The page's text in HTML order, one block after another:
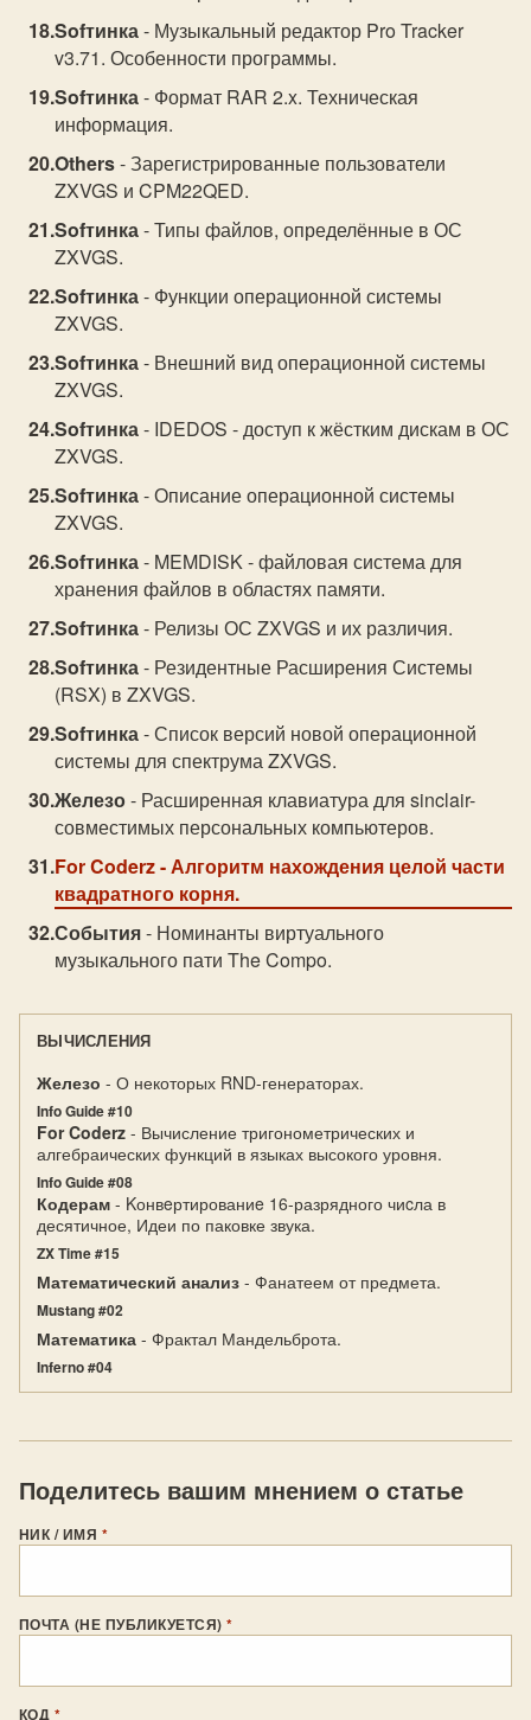
Sofтинка- Музыкальный редактор Pro Tracker
v3.71. Особенности программы.
Sofтинка- Формат RAR 2.x. Техническая
информация.
Others- Зарегистрированные пользователи
ZXVGS и CPM22QED.
Sofтинка- Типы файлов, определённые в ОС
ZXVGS.
Sofтинка- Функции операционной системы
ZXVGS.
Sofтинка- Внешний вид операционной системы
ZXVGS.
Sofтинка- IDEDOS - доступ к жёстким дискам в ОС
ZXVGS.
Sofтинка- Описание операционной системы
ZXVGS.
Sofтинка- MEMDISK - файловая система для
хранения файлов в областях памяти.
Sofтинка- Релизы ОС ZXVGS и их различия.
Sofтинка- Резидентные Расширения Системы
(RSX) в ZXVGS.
Sofтинка- Список версий новой операционной
системы для спектрума ZXVGS.
Железо- Расширенная клавиатура для sinclair-
совместимых персональных компьютеров.
For Coderz- Алгоритм нахождения целой части
квадратного корня.
События- Номинанты виртуального
музыкального пати The Compo.
ВЫЧИСЛЕНИЯ
Железо - О некоторых RND-генераторах.
Info Guide #10
For Coderz - Вычисление тригонометрических и
алгебраических функций в языках высокого уровня.
Info Guide #08
Кодерам - Kонвeртированиe 16-разрядного чиcла в
десятичное, Идеи по паковке звука.
ZX Time #15
Математический анализ - Фанатеем от предмета.
Mustang #02
Математика - Фрактал Мандельброта.
Inferno #04
Поделитесь вашим мнением о статье
НИК / ИМЯ *
ПОЧТА (НЕ ПУБЛИКУЕТСЯ)*
КОД *